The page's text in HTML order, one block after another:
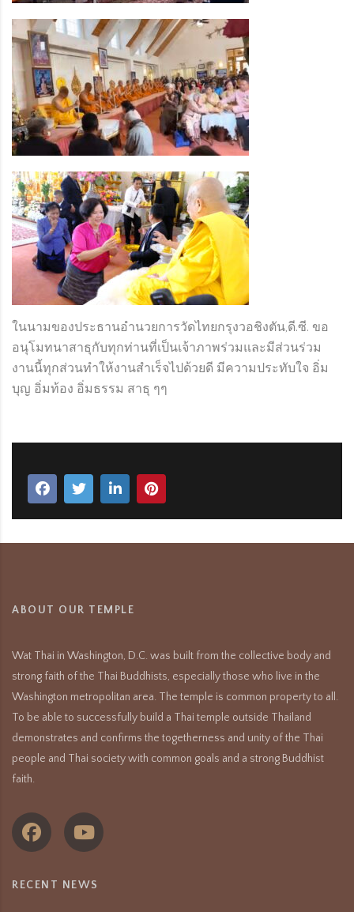
ในนามของประธานอำนวยการวัดไทยกรุงวอชิงตัน,ดี.ซี. ขอ
อนุโมทนาสาธุกับทุกท่านที่เป็นเจ้าภาพร่วมและมีส่วนร่วม
งานนี้ทุกส่วนทำให้งานสำเร็จไปด้วยดี มีความประทับใจ อิ่ม
บุญ อิ่มท้อง อิ่มธรรม สาธุ ๆๆ
ABOUT OUR TEMPLE
Wat Thai in Washington, D.C. was built from the collective body and
strong faith of the Thai Buddhists, especially those who live in the
Washington metropolitan area. The temple is common property to all.
To be able to successfully build a Thai temple outside Thailand
demonstrates and confirms the togetherness and unity of the Thai
people and Thai society with common goals and a strong Buddhist
faith.
RECENT NEWS